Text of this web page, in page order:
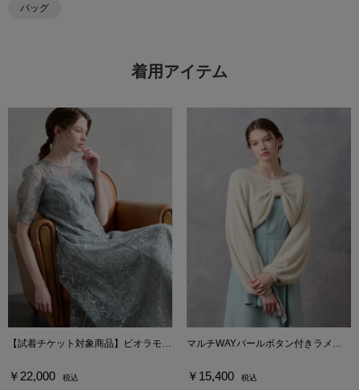
バッグ
着用アイテム
￥22,000 税込 ￥15,400 税込